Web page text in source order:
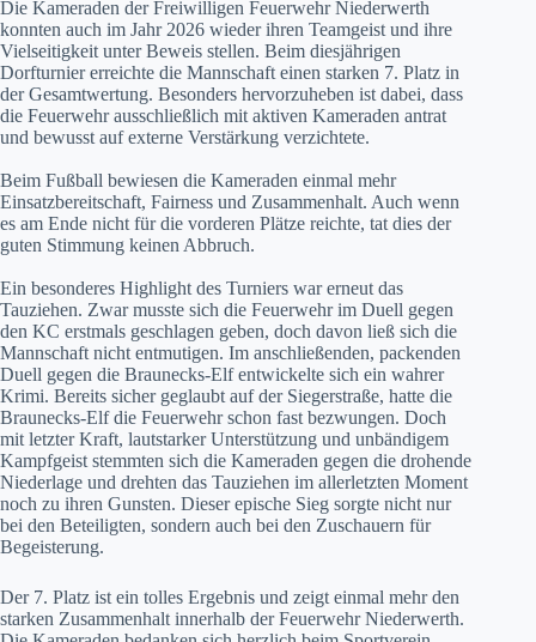
Die Kameraden der Freiwilligen Feuerwehr Niederwerth
konnten auch im Jahr 2026 wieder ihren Teamgeist und ihre
Vielseitigkeit unter Beweis stellen. Beim diesjährigen
Dorfturnier erreichte die Mannschaft einen starken 7. Platz in
der Gesamtwertung. Besonders hervorzuheben ist dabei, dass
die Feuerwehr ausschließlich mit aktiven Kameraden antrat
und bewusst auf externe Verstärkung verzichtete.
Beim Fußball bewiesen die Kameraden einmal mehr
Einsatzbereitschaft, Fairness und Zusammenhalt. Auch wenn
es am Ende nicht für die vorderen Plätze reichte, tat dies der
guten Stimmung keinen Abbruch.
Ein besonderes Highlight des Turniers war erneut das
Tauziehen. Zwar musste sich die Feuerwehr im Duell gegen
den KC erstmals geschlagen geben, doch davon ließ sich die
Mannschaft nicht entmutigen. Im anschließenden, packenden
Duell gegen die Braunecks-Elf entwickelte sich ein wahrer
Krimi. Bereits sicher geglaubt auf der Siegerstraße, hatte die
Braunecks-Elf die Feuerwehr schon fast bezwungen. Doch
mit letzter Kraft, lautstarker Unterstützung und unbändigem
Kampfgeist stemmten sich die Kameraden gegen die drohende
Niederlage und drehten das Tauziehen im allerletzten Moment
noch zu ihren Gunsten. Dieser epische Sieg sorgte nicht nur
bei den Beteiligten, sondern auch bei den Zuschauern für
Begeisterung.
Der 7. Platz ist ein tolles Ergebnis und zeigt einmal mehr den
starken Zusammenhalt innerhalb der Feuerwehr Niederwerth.